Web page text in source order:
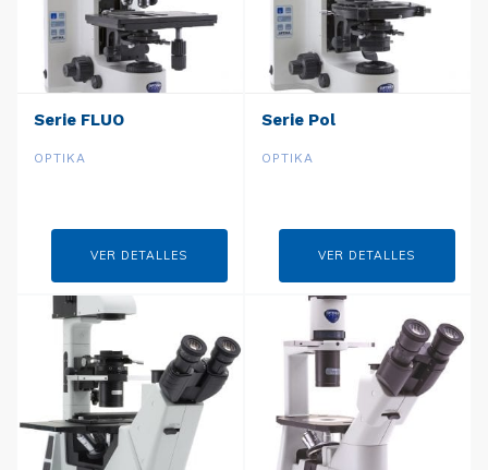
Serie FLUO
OPTIKA
VER DETALLES
Serie Pol
OPTIKA
VER DETALLES